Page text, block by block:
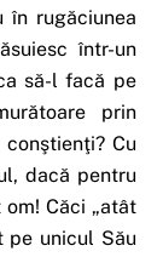
în rugăciunea
într-un
să-l facă pe
prin
Cu
dacă pentru
Căci „atât
pe unicul Său